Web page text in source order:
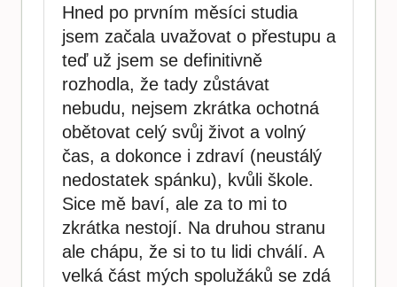
Hned po prvním měsíci studia
jsem začala uvažovat o přestupu a
teď už jsem se definitivně
rozhodla, že tady zůstávat
nebudu, nejsem zkrátka ochotná
obětovat celý svůj život a volný
čas, a dokonce i zdraví (neustálý
nedostatek spánku), kvůli škole.
Sice mě baví, ale za to mi to
zkrátka nestojí. Na druhou stranu
ale chápu, že si to tu lidi chválí. A
velká část mých spolužáků se zdá